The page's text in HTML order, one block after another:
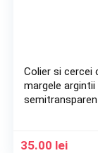
Colier si cercei
margele argintii
35.00 lei